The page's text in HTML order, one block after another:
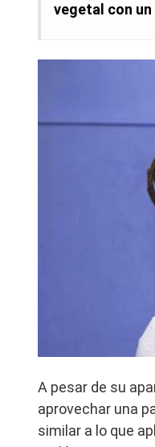
vegetal con
A pesar de su
aprovechar una
similar a lo que